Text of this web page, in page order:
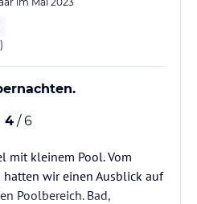
4 / 6
mit kleinem Pool. Vom
wir einen Ausblick auf
Poolbereich. Bad,